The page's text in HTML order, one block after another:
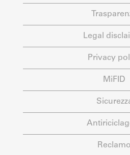
Legal
Privacy
MiFID
Reclamo